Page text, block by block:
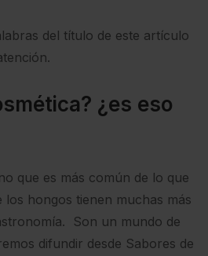
del título de este artículo
¿es eso
que es más común de lo que
los hongos tienen muchas más
Son un mundo de
difundir desde Sabores de